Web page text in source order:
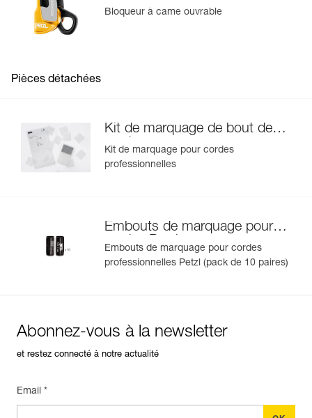
Bloqueur à came ouvrable
Pièces détachées
Kit de marquage de bout de
corde
Kit de marquage pour cordes
professionnelles
Embouts de marquage pour
cordes Petzl
Embouts de marquage pour cordes
professionnelles Petzl (pack de 10 paires)
Abonnez-vous à la newsletter
et restez connecté à notre actualité
Email *